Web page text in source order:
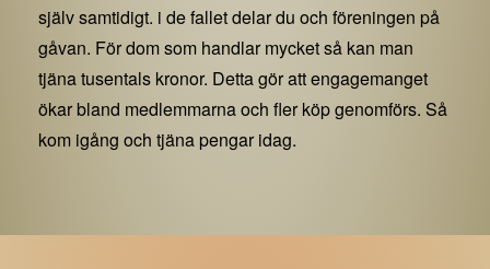
själv samtidigt. i de fallet delar du och föreningen på
gåvan. För dom som handlar mycket så kan man
tjäna tusentals kronor. Detta gör att engagemanget
ökar bland medlemmarna och fler köp genomförs. Så
kom igång och tjäna pengar idag.